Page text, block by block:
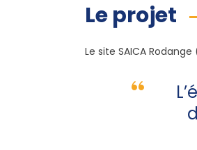
Le projet
Le site SAICA